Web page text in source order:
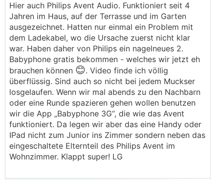
Hier auch Philips Avent Audio. Funktioniert seit 4
Jahren im Haus, auf der Terrasse und im Garten
ausgezeichnet. Hatten nur einmal ein Problem mit
dem Ladekabel, wo die Ursache zuerst nicht klar
war. Haben daher von Philips ein nagelneues 2.
Babyphone gratis bekommen - welches wir jetzt eh
brauchen können 😊. Video finde ich völlig
überflüssig. Sind auch so nicht bei jedem Muckser
losgelaufen. Wenn wir mal abends zu den Nachbarn
oder eine Runde spazieren gehen wollen benutzen
wir die App „Babyphone 3G“, die wie das Avent
funktioniert. Da legen wir aber das eine Handy oder
IPad nicht zum Junior ins Zimmer sondern neben das
eingeschaltete Elternteil des Philips Avent im
Wohnzimmer. Klappt super! LG